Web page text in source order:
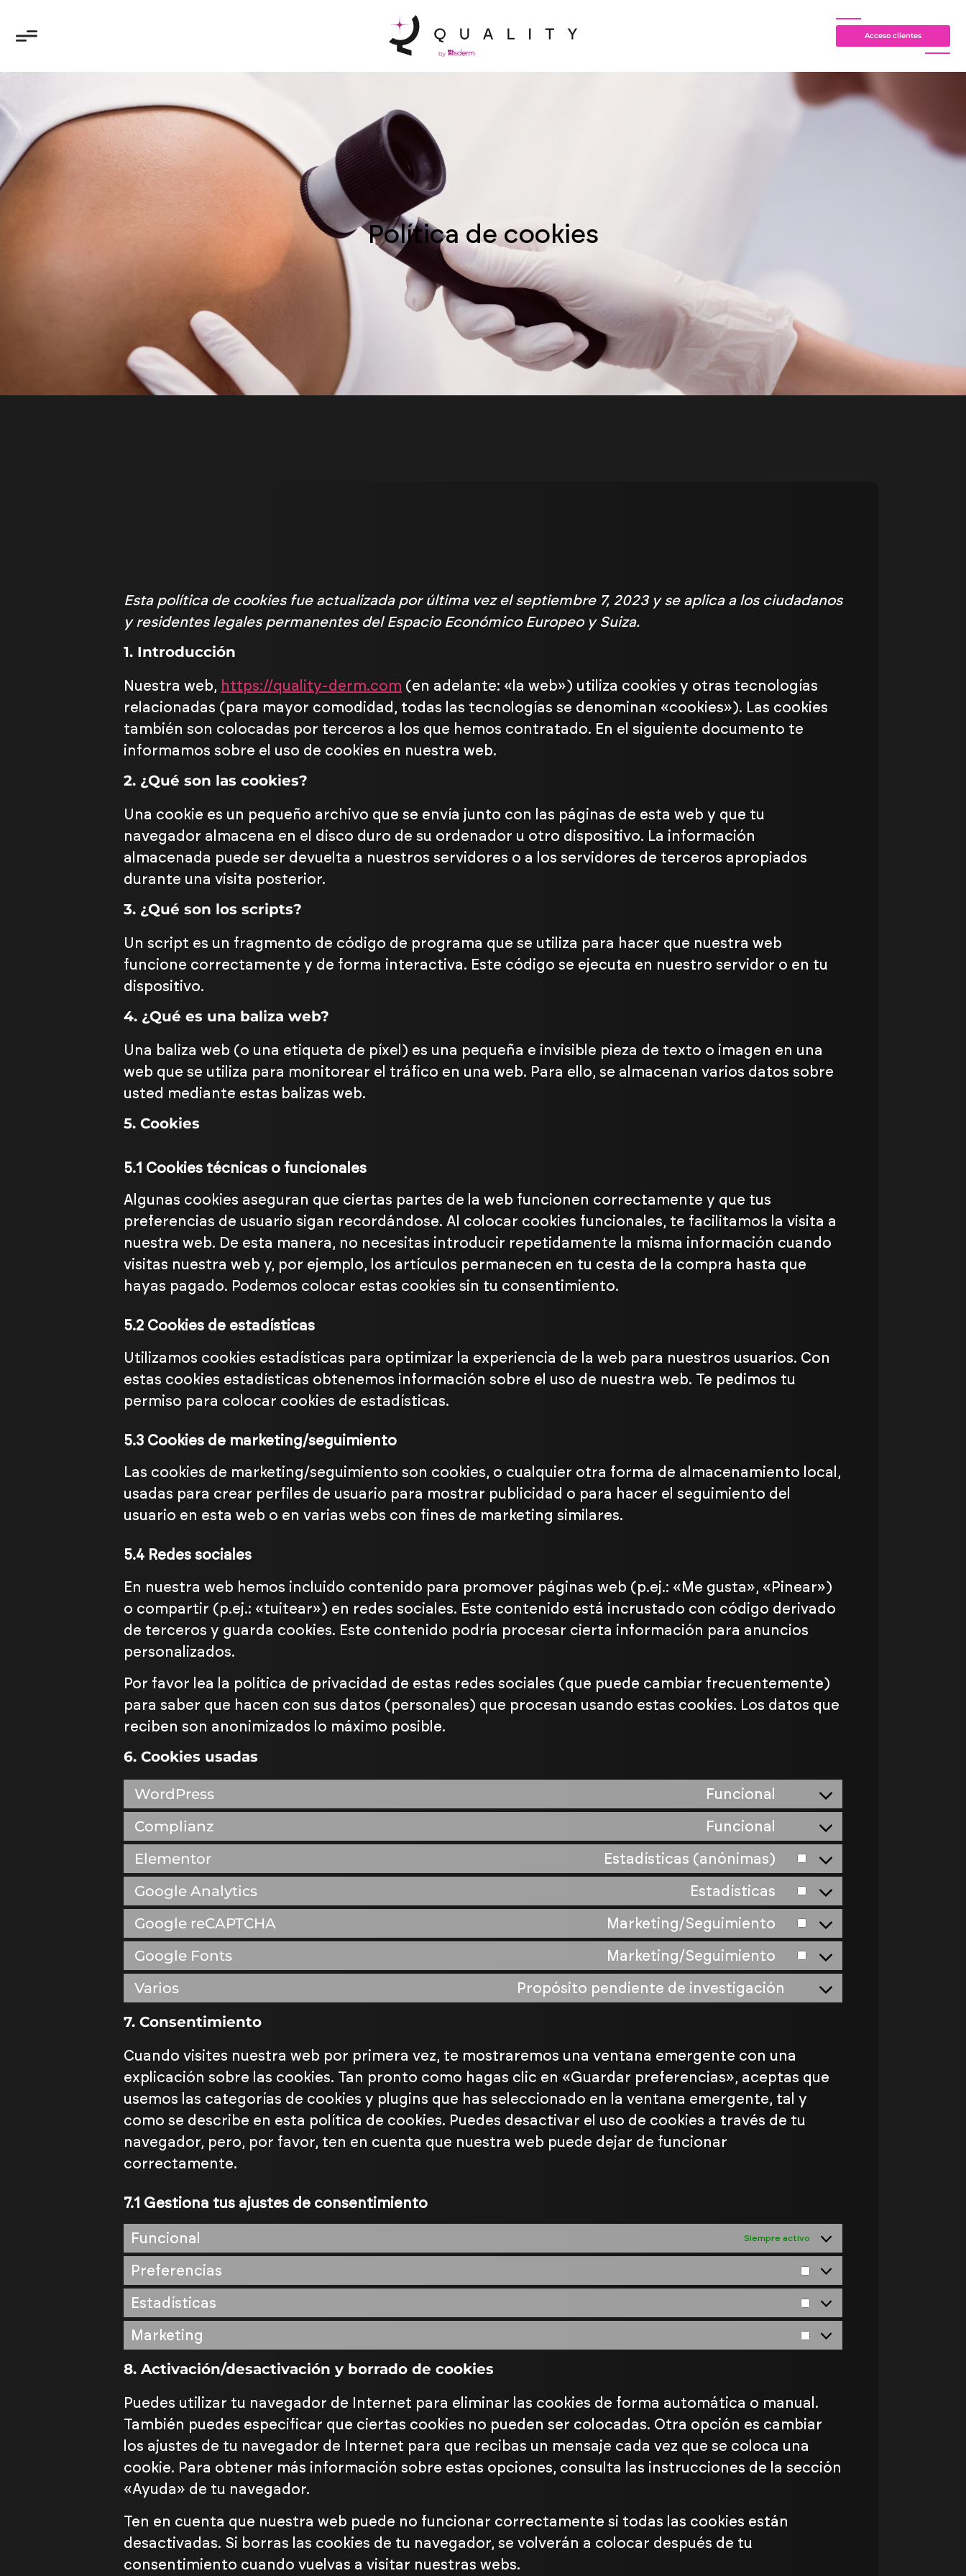
Acceso clientes
Política de cookies
Esta política de cookies fue actualizada por última vez el septiembre 7, 2023 y se aplica a los ciudadanos
y residentes legales permanentes del Espacio Económico Europeo y Suiza.
1. Introducción
Nuestra web, https://quality-derm.com (en adelante: «la web») utiliza cookies y otras tecnologías
relacionadas (para mayor comodidad, todas las tecnologías se denominan «cookies»). Las cookies
también son colocadas por terceros a los que hemos contratado. En el siguiente documento te
informamos sobre el uso de cookies en nuestra web.
2. ¿Qué son las cookies?
Una cookie es un pequeño archivo que se envía junto con las páginas de esta web y que tu
navegador almacena en el disco duro de su ordenador u otro dispositivo. La información
almacenada puede ser devuelta a nuestros servidores o a los servidores de terceros apropiados
durante una visita posterior.
3. ¿Qué son los scripts?
Un script es un fragmento de código de programa que se utiliza para hacer que nuestra web
funcione correctamente y de forma interactiva. Este código se ejecuta en nuestro servidor o en tu
dispositivo.
4. ¿Qué es una baliza web?
Una baliza web (o una etiqueta de píxel) es una pequeña e invisible pieza de texto o imagen en una
web que se utiliza para monitorear el tráfico en una web. Para ello, se almacenan varios datos sobre
usted mediante estas balizas web.
5. Cookies
5.1 Cookies técnicas o funcionales
Algunas cookies aseguran que ciertas partes de la web funcionen correctamente y que tus
preferencias de usuario sigan recordándose. Al colocar cookies funcionales, te facilitamos la visita a
nuestra web. De esta manera, no necesitas introducir repetidamente la misma información cuando
visitas nuestra web y, por ejemplo, los artículos permanecen en tu cesta de la compra hasta que
hayas pagado. Podemos colocar estas cookies sin tu consentimiento.
5.2 Cookies de estadísticas
Utilizamos cookies estadísticas para optimizar la experiencia de la web para nuestros usuarios. Con
estas cookies estadísticas obtenemos información sobre el uso de nuestra web. Te pedimos tu
permiso para colocar cookies de estadísticas.
5.3 Cookies de marketing/seguimiento
Las cookies de marketing/seguimiento son cookies, o cualquier otra forma de almacenamiento local,
usadas para crear perfiles de usuario para mostrar publicidad o para hacer el seguimiento del
usuario en esta web o en varias webs con fines de marketing similares.
5.4 Redes sociales
En nuestra web hemos incluido contenido para promover páginas web (p.ej.: «Me gusta», «Pinear»)
o compartir (p.ej.: «tuitear») en redes sociales. Este contenido está incrustado con código derivado
de terceros y guarda cookies. Este contenido podría procesar cierta información para anuncios
personalizados.
Por favor lea la política de privacidad de estas redes sociales (que puede cambiar frecuentemente)
para saber que hacen con sus datos (personales) que procesan usando estas cookies. Los datos que
reciben son anonimizados lo máximo posible.
6. Cookies usadas
WordPress
Funcional
Complianz
Funcional
Elementor
Estadísticas (anónimas)
Google Analytics
Estadísticas
Google reCAPTCHA
Marketing/Seguimiento
Google Fonts
Marketing/Seguimiento
Varios
Propósito pendiente de investigación
7. Consentimiento
Cuando visites nuestra web por primera vez, te mostraremos una ventana emergente con una
explicación sobre las cookies. Tan pronto como hagas clic en «Guardar preferencias», aceptas que
usemos las categorías de cookies y plugins que has seleccionado en la ventana emergente, tal y
como se describe en esta política de cookies. Puedes desactivar el uso de cookies a través de tu
navegador, pero, por favor, ten en cuenta que nuestra web puede dejar de funcionar
correctamente.
7.1 Gestiona tus ajustes de consentimiento
Funcional Siempre activo
Preferencias
Estadísticas
Marketing
8. Activación/desactivación y borrado de cookies
Puedes utilizar tu navegador de Internet para eliminar las cookies de forma automática o manual.
También puedes especificar que ciertas cookies no pueden ser colocadas. Otra opción es cambiar
los ajustes de tu navegador de Internet para que recibas un mensaje cada vez que se coloca una
cookie. Para obtener más información sobre estas opciones, consulta las instrucciones de la sección
«Ayuda» de tu navegador.
Ten en cuenta que nuestra web puede no funcionar correctamente si todas las cookies están
desactivadas. Si borras las cookies de tu navegador, se volverán a colocar después de tu
consentimiento cuando vuelvas a visitar nuestras webs.